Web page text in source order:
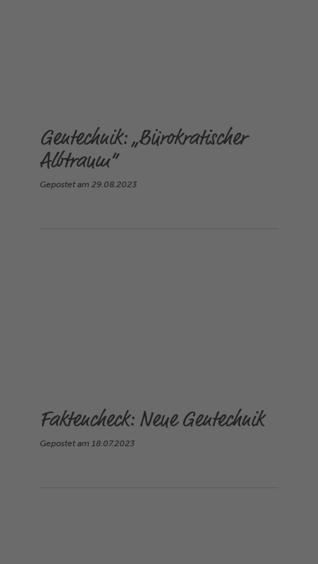
Gentechnik: „Bürokratischer
Albtraum“
Gepostet am 29.08.2023
Faktencheck: Neue Gentechnik
Gepostet am 18.07.2023